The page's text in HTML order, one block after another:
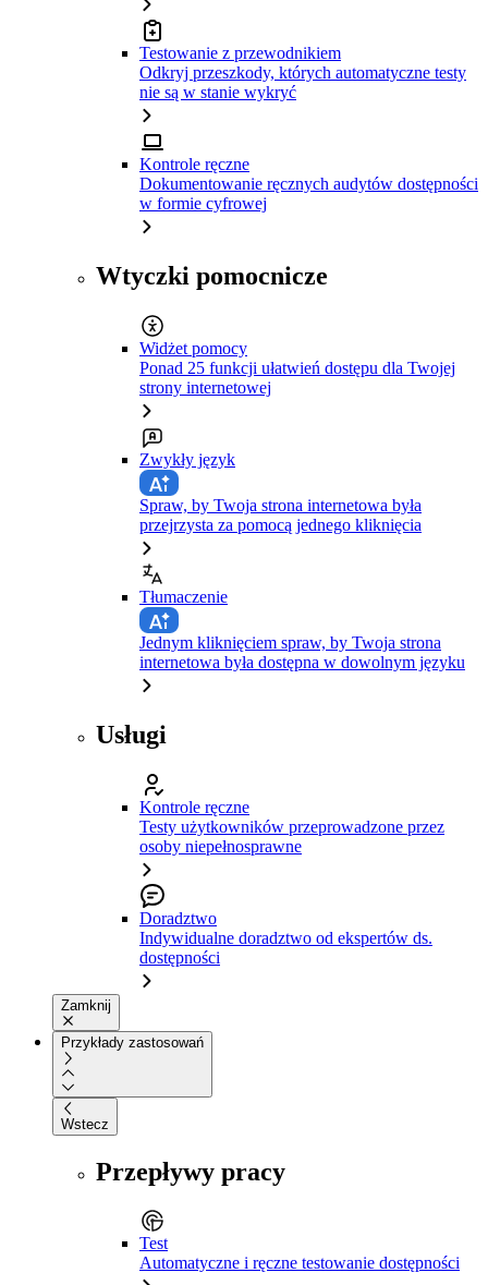
Testowanie z przewodnikiem
Odkryj przeszkody, których automatyczne testy
nie są w stanie wykryć
Kontrole ręczne
Dokumentowanie ręcznych audytów dostępności
w formie cyfrowej
Wtyczki pomocnicze
Widżet pomocy
Ponad 25 funkcji ułatwień dostępu dla Twojej
strony internetowej
Zwykły język
Spraw, by Twoja strona internetowa była
przejrzysta za pomocą jednego kliknięcia
Tłumaczenie
Jednym kliknięciem spraw, by Twoja strona
internetowa była dostępna w dowolnym języku
Usługi
Kontrole ręczne
Testy użytkowników przeprowadzone przez
osoby niepełnosprawne
Doradztwo
Indywidualne doradztwo od ekspertów ds.
dostępności
Zamknij
Przykłady zastosowań
Wstecz
Przepływy pracy
Test
Automatyczne i ręczne testowanie dostępności